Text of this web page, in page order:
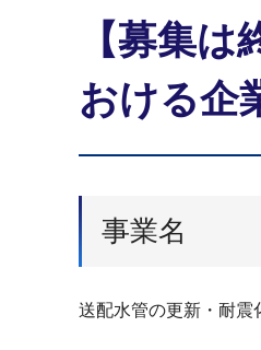
【募集
おける企
事業名
送配水管の更新・耐震